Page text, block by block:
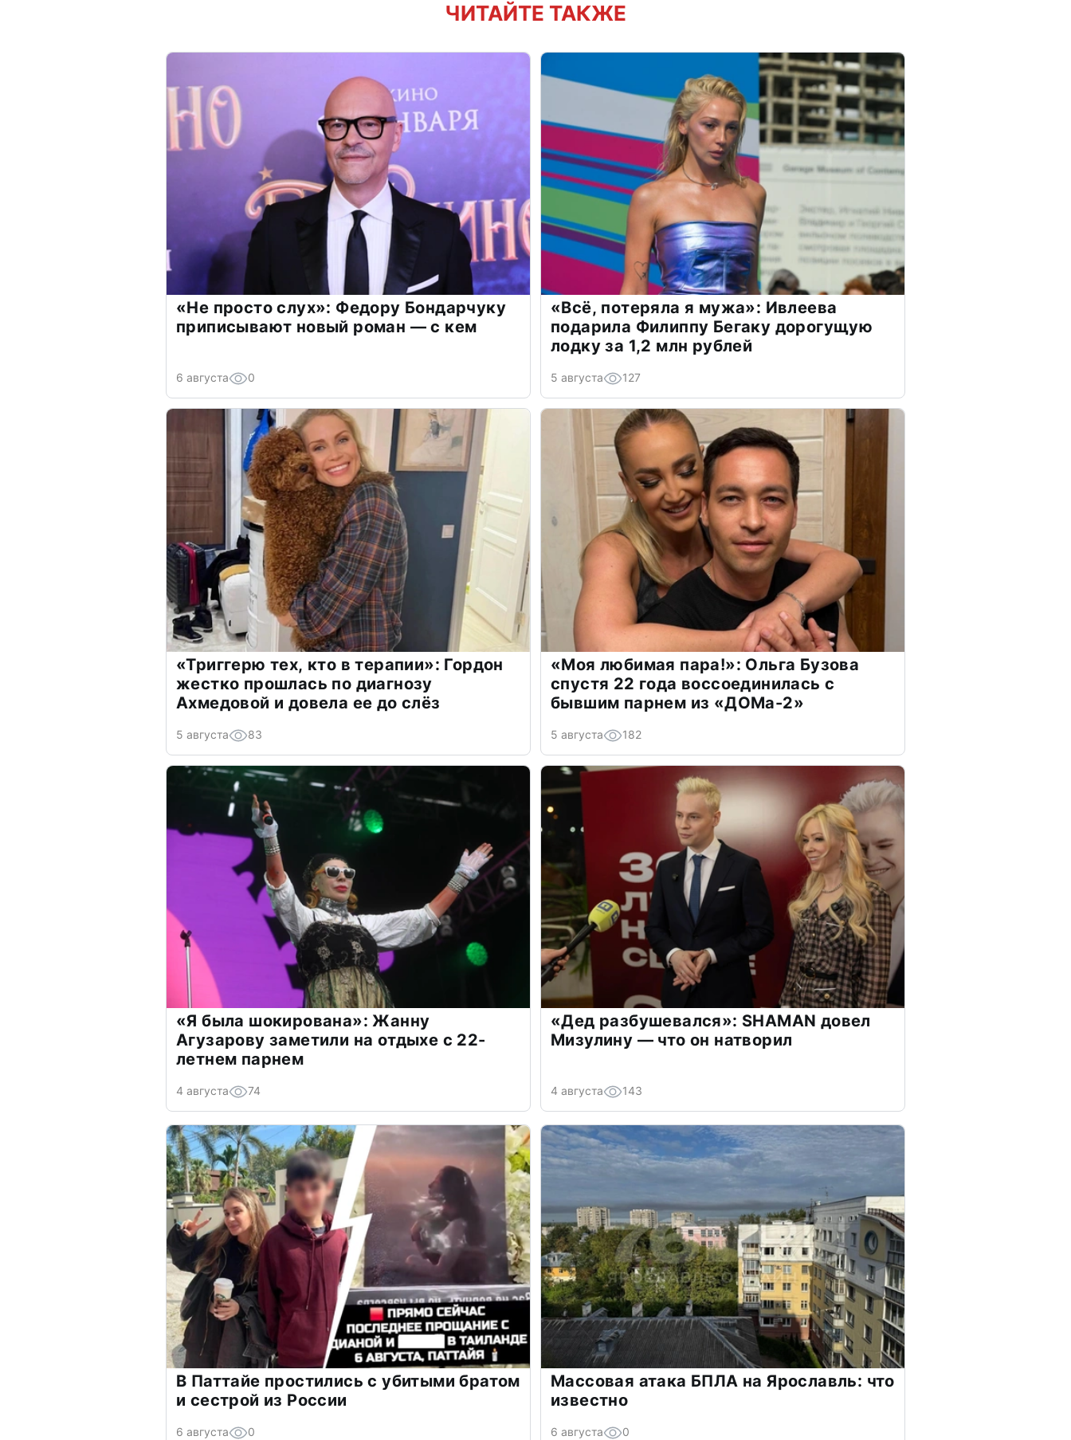
ЧИТАЙТЕ ТАКЖЕ
«Не просто слух»: Федору Бондарчуку
приписывают новый роман — с кем
6 августа 0
«Всё, потеряла я мужа»: Ивлеева
подарила Филиппу Бегаку дорогущую
лодку за 1,2 млн рублей
5 августа 127
«Триггерю тех, кто в терапии»: Гордон
жестко прошлась по диагнозу
Ахмедовой и довела ее до слёз
5 августа 83
«Моя любимая пара!»: Ольга Бузова
спустя 22 года воссоединилась с
бывшим парнем из «ДОМа-2»
5 августа 182
«Я была шокирована»: Жанну
Агузарову заметили на отдыхе с 22-
летнем парнем
4 августа 74
«Дед разбушевался»: SHAMAN довел
Мизулину — что он натворил
4 августа 143
В Паттайе простились с убитыми братом
и сестрой из России
6 августа 0
Массовая атака БПЛА на Ярославль: что
известно
6 августа 0